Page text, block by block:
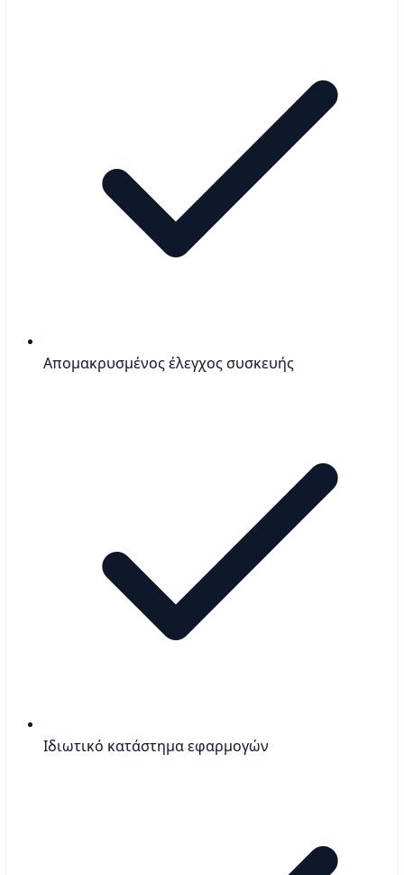
Απομακρυσμένος έλεγχος συσκευής
Ιδιωτικό κατάστημα εφαρμογών